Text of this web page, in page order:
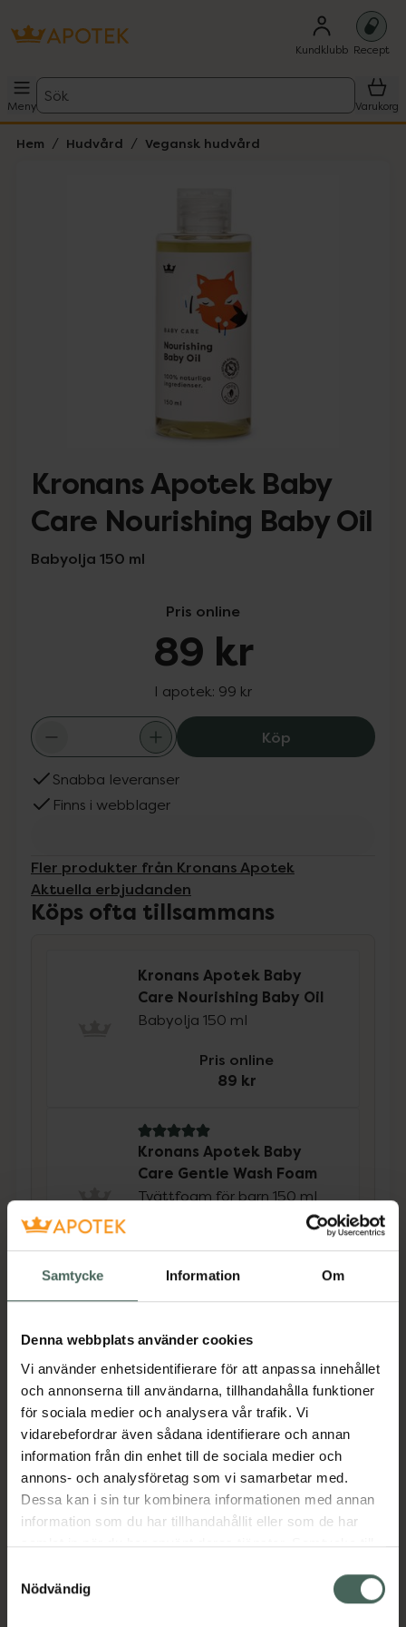
Samtycke Information Om
Denna webbplats använder cookies
Vi använder enhetsidentifierare för att anpassa innehållet
och annonserna till användarna, tillhandahålla funktioner
för sociala medier och analysera vår trafik. Vi
vidarebefordrar även sådana identifierare och annan
information från din enhet till de sociala medier och
annons- och analysföretag som vi samarbetar med.
Dessa kan i sin tur kombinera informationen med annan
information som du har tillhandahållit eller som de har
samlat in när du har använt deras tjänster. Samtycke till
återkalla ditt samtycke via webbplatsens
cookieinställningar. Ett återkallat samtycke påverkar inte
Nödvändig
Kundklubb Recept
Meny
Sök
Varukorg
Hem Hudvård Vegansk hudvård
Kronans Apotek Baby
Care Nourishing Baby Oil
Babyolja 150 ml
Pris online
89 kr
I apotek: 99 kr
KöpKronans
Snabba leveranser
Finns i webblager
Fler produkter från Kronans Apotek
Aktuella erbjudanden
Köps ofta tillsammans
Kronans Apotek Baby
Care Nourishing Baby Oil
Babyolja 150 ml
Pris online
89 kr
5 av 5 i omdöme
Kronans Apotek Baby
Care Gentle Wash Foam
Tvättfoam för barn 150 ml
89 kr
Köp båda för 178 kr
Beskrivning
En skonsam och närande olja för babyhuden,
som ger intensiv återfuktning och mjukgör. Bra
för direkt applicering eller som ett lugnande
tillskott i badvattnet. Används också för att
ge en rogivande massage eller vårda
naturliga oljor för den mjukaste och mest